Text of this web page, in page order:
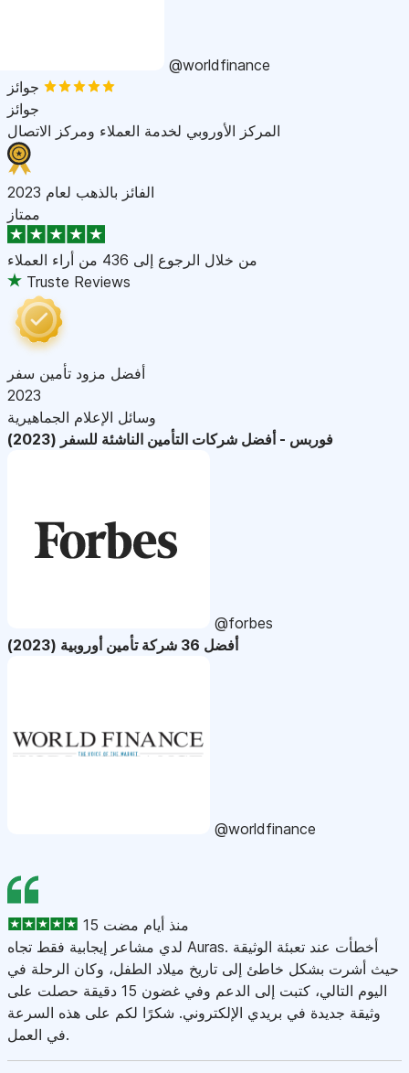
@worldfinance
جوائز
المركز الأوروبي لخدمة العملاء ومركز الاتصال
الفائز بالذهب لعام 2023
ممتاز
من خلال الرجوع إلى 436 من أراء العملاء
Truste Reviews
أفضل مزود تأمين سفر
2023
وسائل الإعلام الجماهيرية
فوربس - أفضل شركات التأمين الناشئة للسفر (2023)
@forbes
أفضل 36 شركة تأمين أوروبية (2023)
@worldfinance
15 منذ أيام مضت
لدي مشاعر إيجابية فقط تجاه Auras. أخطأت عند تعبئة الوثيقة
حيث أشرت بشكل خاطئ إلى تاريخ ميلاد الطفل، وكان الرحلة في
اليوم التالي، كتبت إلى الدعم وفي غضون 15 دقيقة حصلت على
وثيقة جديدة في بريدي الإلكتروني. شكرًا لكم على هذه السرعة
في العمل.